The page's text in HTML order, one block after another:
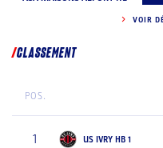
VOIR
CLASSEMENT
POS.
1 US IVRY HB 1